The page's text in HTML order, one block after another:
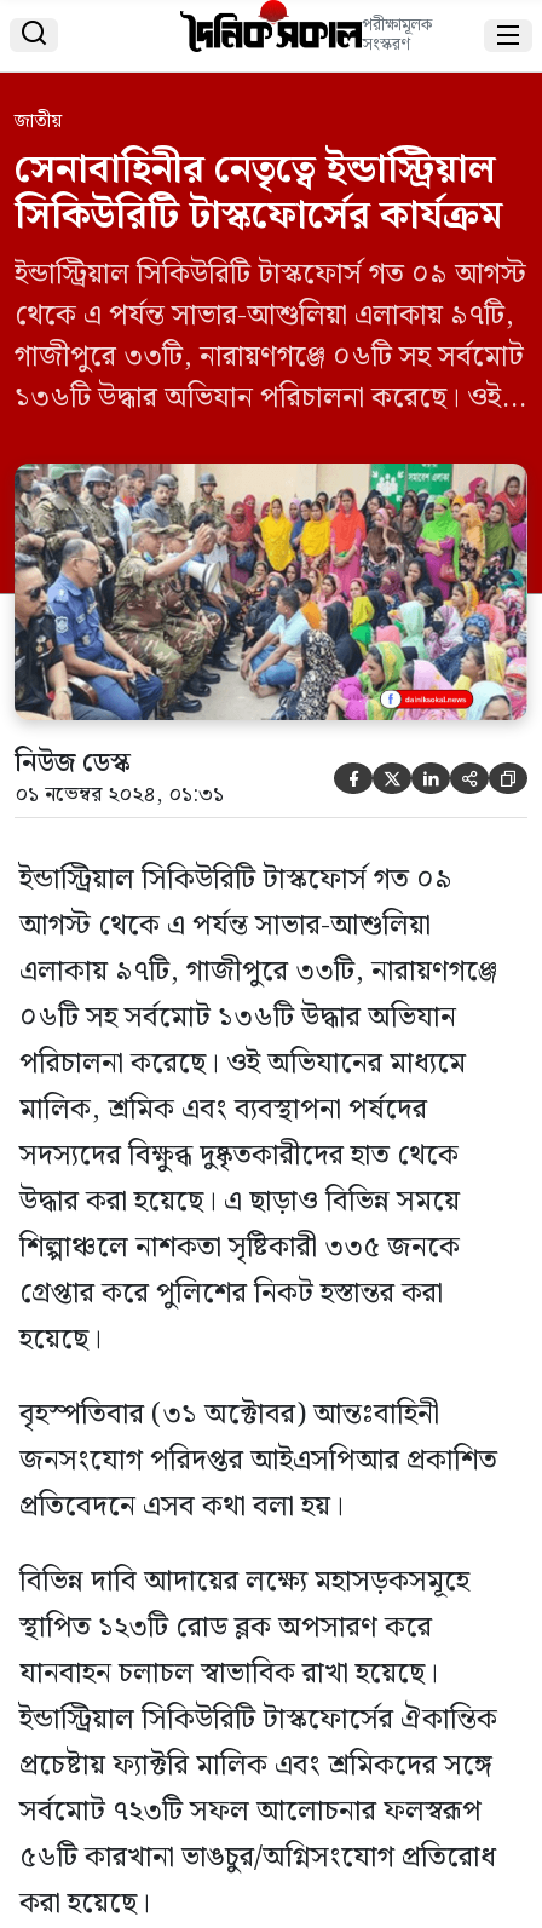
 পরীক্ষামূলক
সংস্করণ 
জাতীয়
সেনাবাহিনীর নেতৃত্বে ইন্ডাস্ট্রিয়াল
সিকিউরিটি টাস্কফোর্সের কার্যক্রম
ইন্ডাস্ট্রিয়াল সিকিউরিটি টাস্কফোর্স গত ০৯ আগস্ট
থেকে এ পর্যন্ত সাভার-আশুলিয়া এলাকায় ৯৭টি,
গাজীপুরে ৩৩টি, নারায়ণগঞ্জে ০৬টি সহ সর্বমোট
১৩৬টি উদ্ধার অভিযান পরিচালনা করেছে। ওই
ব্যবস্থাপনা পর্ষদের সদস্যদের বিক্ষুব্ধ
দুষ্কৃতকারীদের হাত থেকে উদ্ধার করা হয়েছে। এ
ছাড়াও বিভিন্ন সময়ে শিল্পাঞ্চলে নাশকতা
সৃষ্টিকারী ৩৩৫ জনকে গ্রেপ্তার করে পুলিশের
নিকট হস্তান্তর করা হয়েছে। […]
নিউজ ডেস্ক
০১ নভেম্বর ২০২৪, ০১:৩১     
ইন্ডাস্ট্রিয়াল সিকিউরিটি টাস্কফোর্স গত ০৯
আগস্ট থেকে এ পর্যন্ত সাভার-আশুলিয়া
এলাকায় ৯৭টি, গাজীপুরে ৩৩টি, নারায়ণগঞ্জে
০৬টি সহ সর্বমোট ১৩৬টি উদ্ধার অভিযান
পরিচালনা করেছে। ওই অভিযানের মাধ্যমে
মালিক, শ্রমিক এবং ব্যবস্থাপনা পর্ষদের
সদস্যদের বিক্ষুব্ধ দুষ্কৃতকারীদের হাত থেকে
উদ্ধার করা হয়েছে। এ ছাড়াও বিভিন্ন সময়ে
শিল্পাঞ্চলে নাশকতা সৃষ্টিকারী ৩৩৫ জনকে
গ্রেপ্তার করে পুলিশের নিকট হস্তান্তর করা
হয়েছে।
বৃহস্পতিবার (৩১ অক্টোবর) আন্তঃবাহিনী
জনসংযোগ পরিদপ্তর আইএসপিআর প্রকাশিত
প্রতিবেদনে এসব কথা বলা হয়।
বিভিন্ন দাবি আদায়ের লক্ষ্যে মহাসড়কসমূহে
স্থাপিত ১২৩টি রোড ব্লক অপসারণ করে
যানবাহন চলাচল স্বাভাবিক রাখা হয়েছে।
ইন্ডাস্ট্রিয়াল সিকিউরিটি টাস্কফোর্সের ঐকান্তিক
প্রচেষ্টায় ফ্যাক্টরি মালিক এবং শ্রমিকদের সঙ্গে
সর্বমোট ৭২৩টি সফল আলোচনার ফলস্বরূপ
৫৬টি কারখানা ভাঙচুর/অগ্নিসংযোগ প্রতিরোধ
করা হয়েছে।